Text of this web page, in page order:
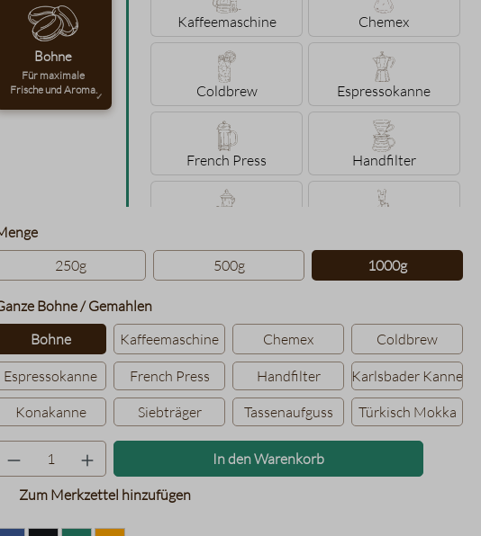
Bohne
Für maximale
Frische und Aroma.
Kaffeemaschine Chemex
Coldbrew Espressokanne
French Press Handfilter
Türkisch Mokka
auswählen
250g
500g 1000g
Bohne / Gemahlenauswählen
Bohne
Kaffeemaschine Chemex Coldbrew
Espressokanne French Press Handfilter
Karlsbader Kanne
Konakanne
Siebträger Tassenaufguss Türkisch Mokka
Produkt Anzahl: Gib den gewünschten
In den Warenkorb
Zum Merkzettel hinzufügen